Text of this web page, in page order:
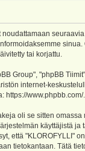
tai korjattu.
Group", "phpBB
internet-
https://www.phpbb.com/.
oli se sitten omassa
käyttäjistä ja
että "KLOROFYLLI"
tietokantaan. Tätä